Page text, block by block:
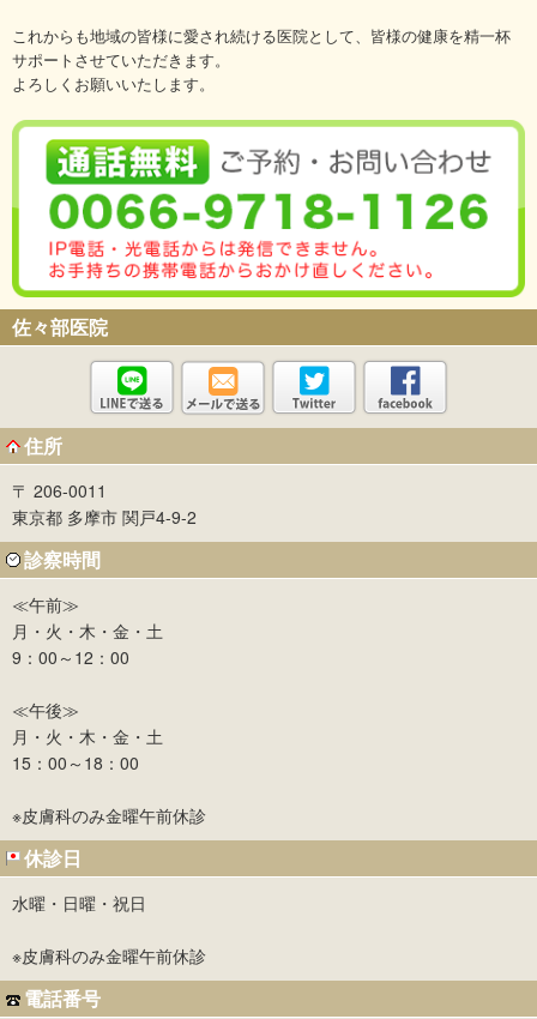
これからも地域の皆様に愛され続ける医院として、皆様の健康を精一杯
サポートさせていただきます。
よろしくお願いいたします。
佐々部医院
住所
〒 206-0011
東京都 多摩市 関戸4-9-2
診察時間
≪午前≫
月・火・木・金・土
9：00～12：00
≪午後≫
月・火・木・金・土
15：00～18：00
※皮膚科のみ金曜午前休診
休診日
水曜・日曜・祝日
※皮膚科のみ金曜午前休診
電話番号